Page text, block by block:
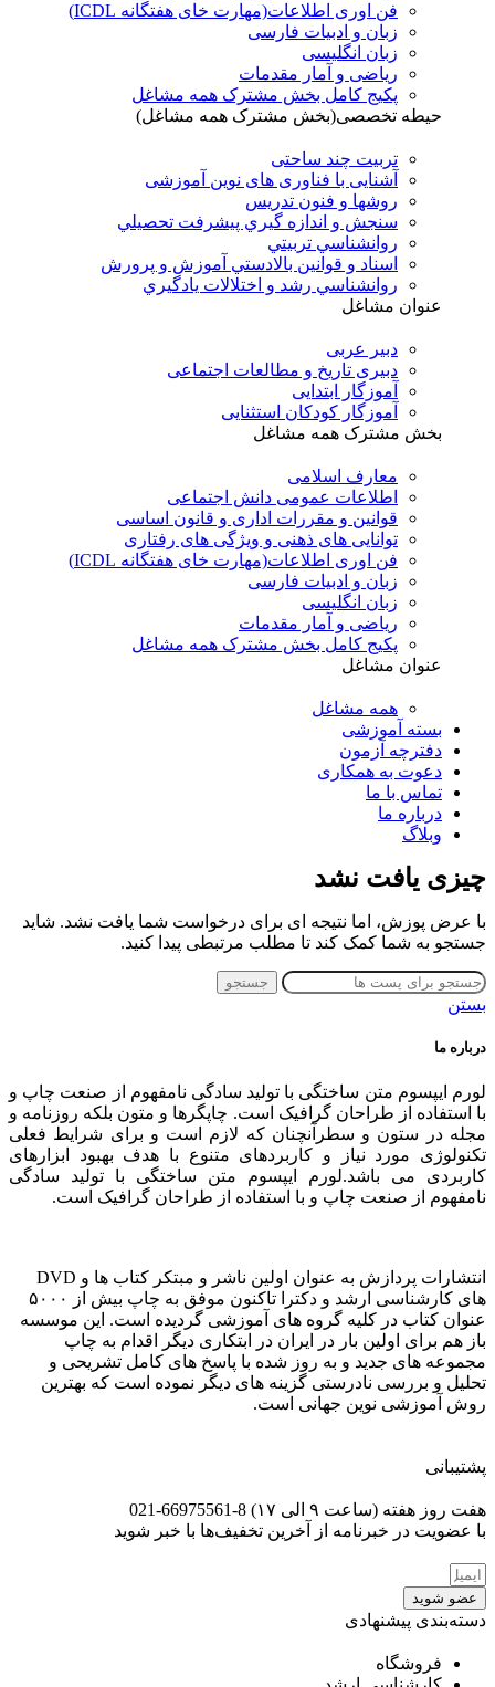
فن اوری اطلاعات(مهارت خای هفتگانه ICDL)
زبان و ادبیات فارسی
زبان انگلیسی
ریاضی و آمار مقدمات
پکیج کامل بخش مشترک همه مشاغل
حیطه تخصصی(بخش مشترک همه مشاغل)
تربیت چند ساحتی
آشنایی با فناوری های نوین آموزشی
روشها و فنون تدريس
سنجش و اندازه گيري پيشرفت تحصيلي
روانشناسي تربيتي
اسناد و قوانين بالادستي آموزش و پرورش
روانشناسي رشد و اختلالات يادگيري
عنوان مشاغل
دبير عربی
دبیری تاریخ و مطالعات اجتماعی
آموزگار ابتدایی
آموزگار کودکان استثنایی
بخش مشترک همه مشاغل
معارف اسلامی
اطلاعات عمومی دانش اجتماعی
قوانین و مقررات اداری و قانون اساسی
توانایی های ذهنی و ویژگی های رفتاری
فن اوری اطلاعات(مهارت خای هفتگانه ICDL)
زبان و ادبیات فارسی
زبان انگلیسی
ریاضی و آمار مقدمات
پکیج کامل بخش مشترک همه مشاغل
عنوان مشاغل
همه مشاغل
بسته آموزشی
دفترچه آزمون
دعوت به همکاری
تماس با ما
درباره ما
وبلاگ
چیزی یافت نشد
با عرض پوزش، اما نتیجه ای برای درخواست شما یافت نشد. شاید
جستجو به شما کمک کند تا مطلب مرتبطی پیدا کنید.
جستجو
بستن
درباره ما
لورم ایپسوم متن ساختگی با تولید سادگی نامفهوم از صنعت چاپ و
با استفاده از طراحان گرافیک است. چاپگرها و متون بلکه روزنامه و
مجله در ستون و سطرآنچنان که لازم است و برای شرایط فعلی
تکنولوژی مورد نیاز و کاربردهای متنوع با هدف بهبود ابزارهای
کاربردی می باشد.لورم ایپسوم متن ساختگی با تولید سادگی
نامفهوم از صنعت چاپ و با استفاده از طراحان گرافیک است.
انتشارات پردازش به عنوان اولین ناشر و مبتکر کتاب ها و DVD
های کارشناسی ارشد و دکترا تاکنون موفق به چاپ بیش از ۵۰۰۰
عنوان کتاب در کلیه گروه های آموزشی گردیده است. این موسسه
باز هم برای اولین بار در ایران در ابتکاری دیگر اقدام به چاپ
مجموعه های جدید و به روز شده با پاسخ های کامل تشریحی و
تحلیل و بررسی نادرستی گزینه های دیگر نموده است که بهترین
روش آموزشی نوین جهانی است.
پشتیبانی
هفت روز هفته (ساعت ۹ الی ۱۷) 8-66975561-021
با عضویت در خبرنامه از آخرین تخفیف‌ها با خبر شوید
عضو شوید
دسته‌بندی پیشنهادی
فروشگاه